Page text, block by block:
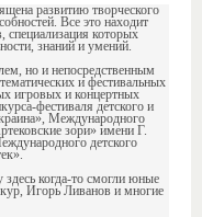
развитию творческого
Все это находит
специализация которых
знаний и умений.
но и непосредственным
и фестивальных
игровых и концертных
фестиваля детского и
Международного
зори» имени Г.
детского
когда-то смогли юные
Игорь Ливанов и многие